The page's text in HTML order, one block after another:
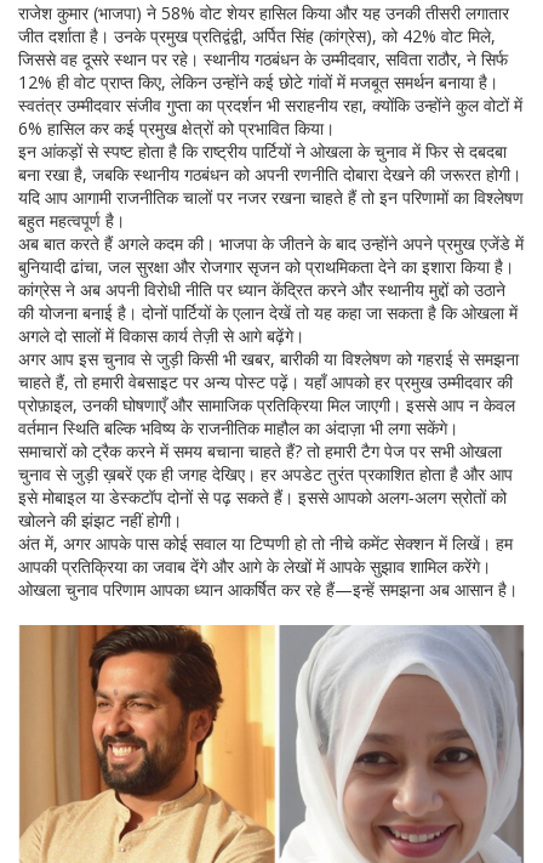
राजेश कुमार (भाजपा) ने 58% वोट शेयर हासिल किया और यह उनकी तीसरी लगातार
जीत दर्शाता है। उनके प्रमुख प्रतिद्वंद्वी, अर्पित सिंह (कांग्रेस), को 42% वोट मिले,
जिससे वह दूसरे स्थान पर रहे। स्थानीय गठबंधन के उम्मीदवार, सविता राठौर, ने सिर्फ
12% ही वोट प्राप्त किए, लेकिन उन्होंने कई छोटे गांवों में मजबूत समर्थन बनाया है।
स्वतंत्र उम्मीदवार संजीव गुप्ता का प्रदर्शन भी सराहनीय रहा, क्योंकि उन्होंने कुल वोटों में
6% हासिल कर कई प्रमुख क्षेत्रों को प्रभावित किया।
इन आंकड़ों से स्पष्ट होता है कि राष्ट्रीय पार्टियों ने ओखला के चुनाव में फिर से दबदबा
बना रखा है, जबकि स्थानीय गठबंधन को अपनी रणनीति दोबारा देखने की जरूरत होगी।
यदि आप आगामी राजनीतिक चालों पर नजर रखना चाहते हैं तो इन परिणामों का विश्लेषण
बहुत महत्वपूर्ण है।
अब बात करते हैं अगले कदम की। भाजपा के जीतने के बाद उन्होंने अपने प्रमुख एजेंडे में
बुनियादी ढांचा, जल सुरक्षा और रोजगार सृजन को प्राथमिकता देने का इशारा किया है।
कांग्रेस ने अब अपनी विरोधी नीति पर ध्यान केंद्रित करने और स्थानीय मुद्दों को उठाने
की योजना बनाई है। दोनों पार्टियों के एलान देखें तो यह कहा जा सकता है कि ओखला में
अगले दो सालों में विकास कार्य तेज़ी से आगे बढ़ेंगे।
अगर आप इस चुनाव से जुड़ी किसी भी खबर, बारीकी या विश्लेषण को गहराई से समझना
चाहते हैं, तो हमारी वेबसाइट पर अन्य पोस्ट पढ़ें। यहाँ आपको हर प्रमुख उम्मीदवार की
प्रोफ़ाइल, उनकी घोषणाएँ और सामाजिक प्रतिक्रिया मिल जाएगी। इससे आप न केवल
वर्तमान स्थिति बल्कि भविष्य के राजनीतिक माहौल का अंदाज़ा भी लगा सकेंगे।
समाचारों को ट्रैक करने में समय बचाना चाहते हैं? तो हमारी टैग पेज पर सभी ओखला
चुनाव से जुड़ी ख़बरें एक ही जगह देखिए। हर अपडेट तुरंत प्रकाशित होता है और आप
इसे मोबाइल या डेस्कटॉप दोनों से पढ़ सकते हैं। इससे आपको अलग‑अलग स्रोतों को
खोलने की झंझट नहीं होगी।
अंत में, अगर आपके पास कोई सवाल या टिप्पणी हो तो नीचे कमेंट सेक्शन में लिखें। हम
आपकी प्रतिक्रिया का जवाब देंगे और आगे के लेखों में आपके सुझाव शामिल करेंगे।
ओखला चुनाव परिणाम आपका ध्यान आकर्षित कर रहे हैं—इन्हें समझना अब आसान है।